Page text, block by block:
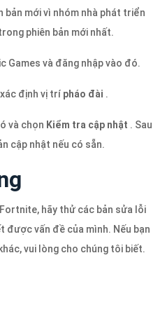
bản mới vì nhóm nhà phát triển
phiên bản mới nhất.
Games và đăng nhập vào đó.
định vị trí pháo đài .
và chọn Kiểm tra cập nhật . Sau
cập nhật nếu có sẵn.
hãy thử các bản sửa lỗi
được vấn đề của mình. Nếu bạn
vui lòng cho chúng tôi biết.